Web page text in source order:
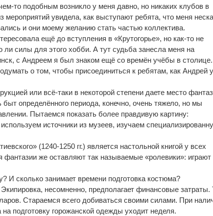
то подобным возникло у меня давно, но никаких клубов в
мероприятий увидела, как выступают ребята, что меня
и они моему желанию стать частью коллектива.
ещё до вступления в «Крутогорье», но как-то не
ли силы для этого хобби. А тут судьба занесла меня на
с Андреем я был знаком ещё со времён учёбы в столице.
о том, чтобы присоединиться к ребятам, как Андрей
или всё-таки в некоторой степени даете место
определённого периода, конечно, очень тяжело, но мы
Пытаемся показать более правдивую картину:
источники из музеев, изучаем
(1240-1250 гг.) является настольной книгой у всех
же оставляют так называемые «ролевики»: играют
И сколько занимает времени подготовка костюма?
несомненно, предполагает финансовые затраты.
Стараемся всего добиваться своими силами. При
подготовку горожанской одежды уходит неделя.